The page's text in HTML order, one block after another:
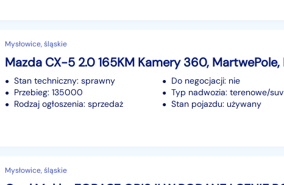
Mysłowice, śląskie
Stan techniczny: sprawny
Przebieg: 135000
Rodzaj ogłoszenia: sprzedaż
Do negocjacji: nie
Typ nadwozia: terenowe/suv
Stan pojazdu: używany
Mysłowice, śląskie